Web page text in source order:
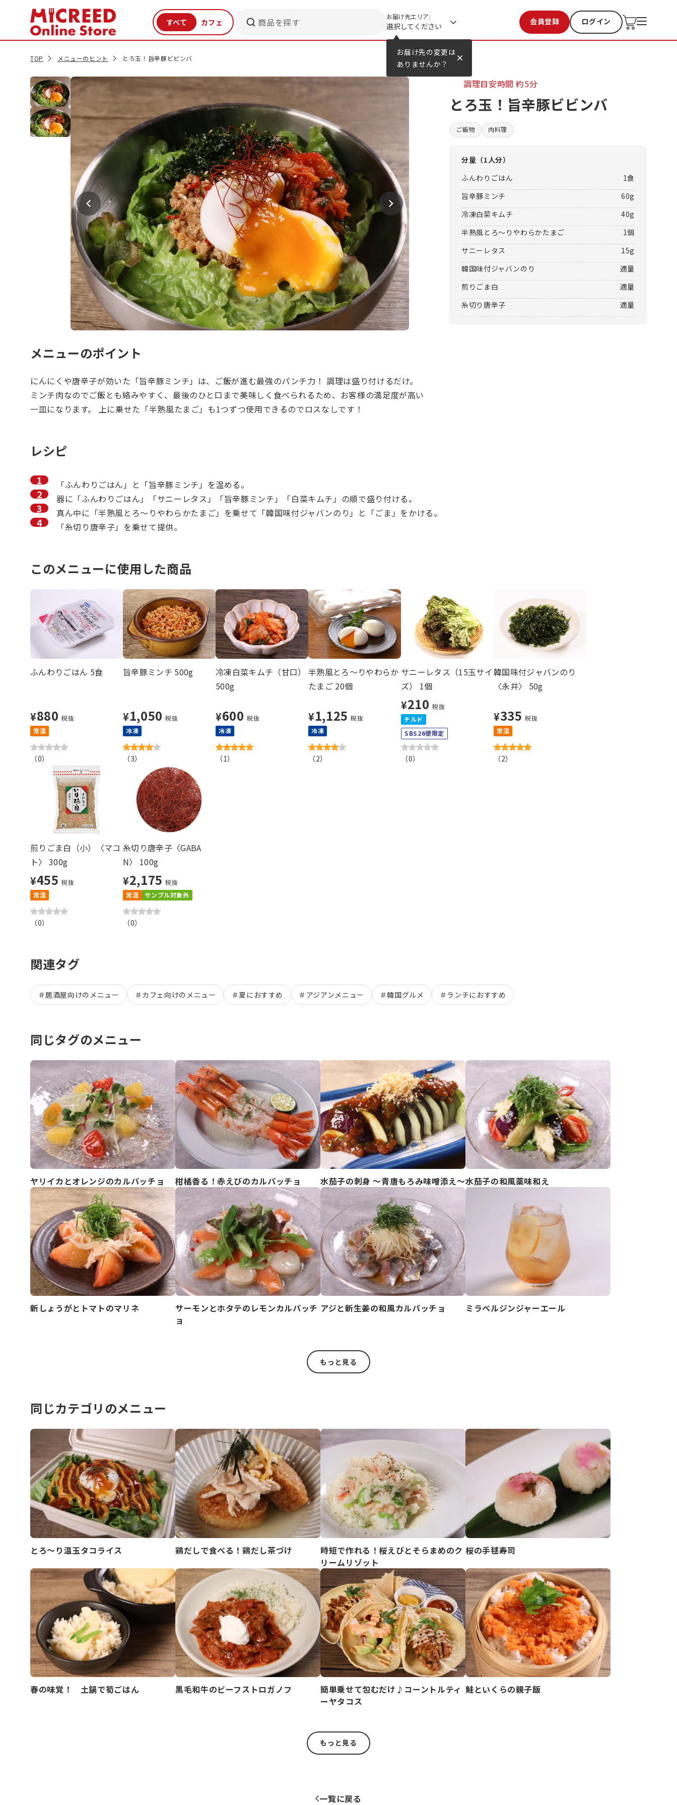
お届け先の変更は
ありませんか？
商品を探す お届け先エリア:
選択してください 会員登録 ログイン
お気に入り 過去購入
TOP メニューのヒント とろ玉！旨辛豚ビビンバ
調理目安時間約5分
とろ玉！旨辛豚ビビンバ
ご飯物 肉料理
分量（1人分）
ふんわりごはん
1食
旨辛豚ミンチ
60g
冷凍白菜キムチ
40g
半熟風とろ～りやわらかたまご
1個
サニーレタス
15g
韓国味付ジャバンのり
適量
煎りごま白
適量
糸切り唐辛子
適量
メニューのポイント
にんにくや唐辛子が効いた「旨辛豚ミンチ」は、ご飯が進む最強のパンチ力！ 調理は盛り付けるだけ。
ミンチ肉なのでご飯とも絡みやすく、最後のひと口まで美味しく食べられるため、お客様の満足度が高い
一皿になります。 上に乗せた「半熟風たまご」も1つずつ使用できるのでロスなしです！
レシピ
「ふんわりごはん」と「旨辛豚ミンチ」を温める。
器に「ふんわりごはん」「サニーレタス」「旨辛豚ミンチ」「白菜キムチ」の順で盛り付ける。
真ん中に「半熟風とろ～りやわらかたまご」を乗せて「韓国味付ジャバンのり」と「ごま」をかける。
「糸切り唐辛子」を乗せて提供。
このメニューに使用した商品
ふんわりごはん 5食
¥880 税抜
常温
（0）
旨辛豚ミンチ 500g
¥1,050 税抜
冷凍
（3）
冷凍白菜キムチ（甘口）
500g
¥600 税抜
冷凍
（1）
半熟風とろ～りやわらか
たまご 20個
¥1,125 税抜
冷凍
（2）
サニーレタス（15玉サイ
ズ） 1個
¥210 税抜
チルド
SBS26便限定
（0）
韓国味付ジャバンのり
〈永井〉 50g
¥335 税抜
常温
（2）
煎りごま白（小）〈マコ
ト〉 300g
¥455 税抜
常温
（0）
糸切り唐辛子〈GABA
N〉 100g
¥2,175 税抜
常温
サンプル対象外
（0）
関連タグ
＃居酒屋向けのメニュー ＃カフェ向けのメニュー ＃夏におすすめ ＃ アジアンメニュー ＃韓国グルメ ＃ランチにおすすめ
同じタグのメニュー
ヤリイカとオレンジのカルパッチョ 柑橘香る！赤えびのカルパッチョ 水茄子の刺身 ～青唐もろみ味噌添え～水茄子の和風薬味和え
新しょうがとトマトのマリネ
サーモンとホタテのレモンカルパッチ
ョ
アジと新生姜の和風カルパッチョ ミラベルジンジャーエール
もっと見る
同じカテゴリのメニュー
とろ～り温玉タコライス 鶏だしで食べる！鶏だし茶づけ
時短で作れる！桜えびとそらまめのク
リームリゾット
桜の手毬寿司
春の味覚！ 土鍋で筍ごはん 黒毛和牛のビーフストロガノフ
簡単乗せて包むだけ♪コーントルティ
ーヤタコス
鮭といくらの親子飯
もっと見る
一覧に戻る